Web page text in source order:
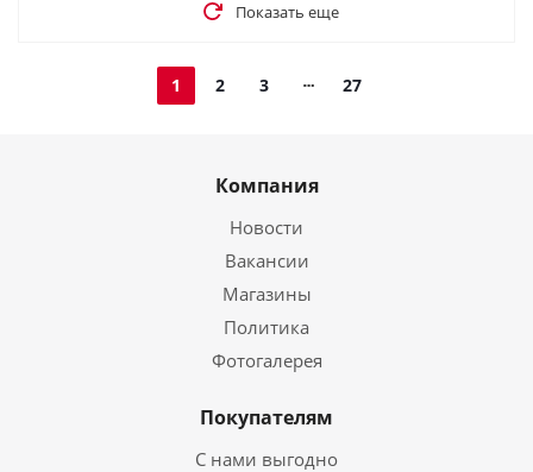
Показать еще
1 2 3 27
Компания
Новости
Вакансии
Магазины
Политика
Фотогалерея
Покупателям
С нами выгодно